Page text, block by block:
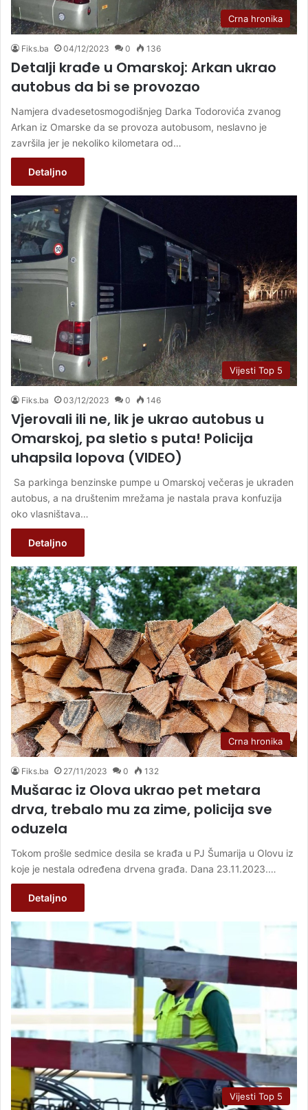
Crna hronika
Fiks.ba 04/12/2023 0 136
Detalji krađe u Omarskoj: Arkan ukrao
autobus da bi se provozao
Namjera dvadesetosmogodišnjeg Darka Todorovića zvanog
Arkan iz Omarske da se provoza autobusom, neslavno je
završila jer je nekoliko kilometara od…
Detaljno
Vijesti Top 5
Fiks.ba 03/12/2023 0 146
Vjerovali ili ne, lik je ukrao autobus u
Omarskoj, pa sletio s puta! Policija
uhapsila lopova (VIDEO)
Sa parkinga benzinske pumpe u Omarskoj večeras je ukraden
autobus, a na društenim mrežama je nastala prava konfuzija
oko vlasništava…
Detaljno
Crna hronika
Fiks.ba 27/11/2023 0 132
Mušarac iz Olova ukrao pet metara
drva, trebalo mu za zime, policija sve
oduzela
Tokom prošle sedmice desila se krađa u PJ Šumarija u Olovu iz
koje je nestala određena drvena građa. Dana 23.11.2023.…
Detaljno
Vijesti Top 5